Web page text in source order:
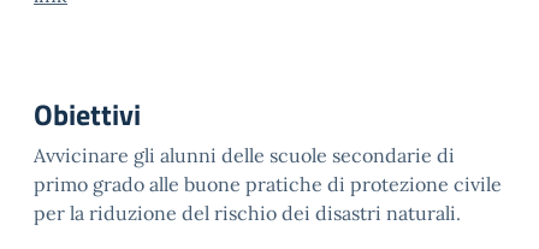
Obiettivi
Avvicinare gli alunni delle scuole secondarie di
primo grado alle buone pratiche di protezione civile
per la riduzione del rischio dei disastri naturali.